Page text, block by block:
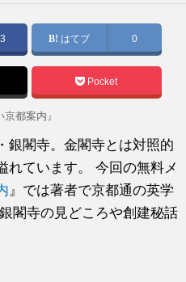
はてブ 0
Pocket
都案内』
銀閣寺。金閣寺とは対照的
れています。 今回の無料メ
』では著者で京都通の英学
閣寺の見どころや創建秘話